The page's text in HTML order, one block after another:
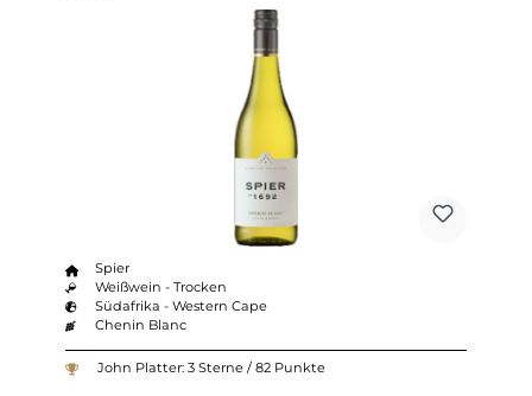
Spier
Weißwein - Trocken
Südafrika - Western Cape
Chenin Blanc
John Platter: 3 Sterne / 82 Punkte